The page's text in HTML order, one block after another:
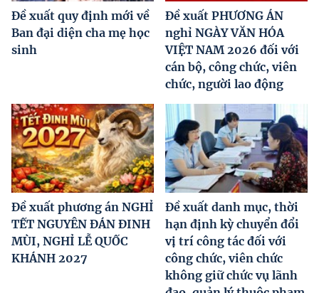
Đề xuất quy định mới về
Ban đại diện cha mẹ học
sinh
Đề xuất PHƯƠNG ÁN
nghỉ NGÀY VĂN HÓA
VIỆT NAM 2026 đối với
cán bộ, công chức, viên
chức, người lao động
Đề xuất phương án NGHỈ
TẾT NGUYÊN ĐÁN ĐINH
MÙI, NGHỈ LỄ QUỐC
KHÁNH 2027
Đề xuất danh mục, thời
hạn định kỳ chuyển đổi
vị trí công tác đối với
công chức, viên chức
không giữ chức vụ lãnh